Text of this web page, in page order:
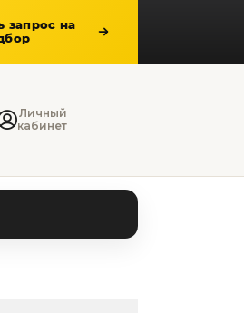
запрос на
Личный
кабинет